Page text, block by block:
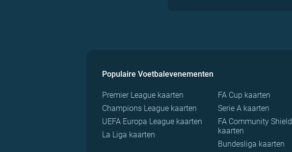
Populaire Voetbalevenementen
Premier League kaarten
Champions League kaarten
UEFA Europa League kaarten
La Liga kaarten
FA Cup kaarten
Serie A kaarten
FA Community Shield
kaarten
Bundesliga kaarten